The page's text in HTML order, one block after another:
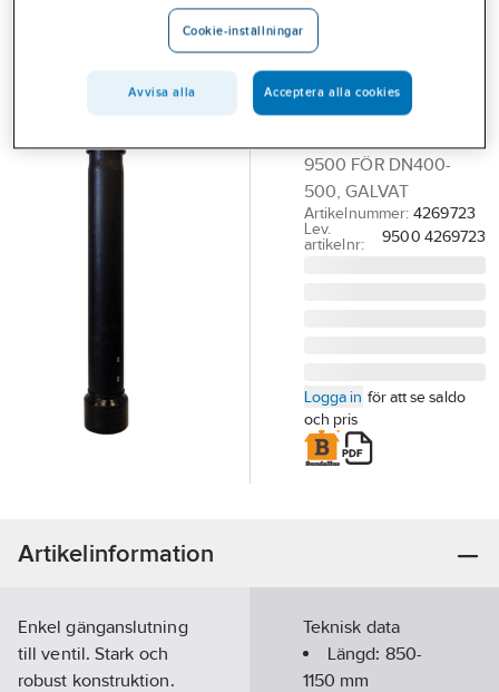
slussventiler
DN400-500,
galvad
0.85-1.15 HAWLE
9500 FÖR DN400-
500, GALVAT
Artikelnummer: 4269723
Lev.
artikelnr:
9500 4269723
Logga in för att se saldo
och pris
Artikelinformation
Enkel gänganslutning
till ventil. Stark och
robust konstruktion.
Teknisk data
Längd: 850-
1150 mm
Cookie-inställningar
Avvisa alla Acceptera alla cookies